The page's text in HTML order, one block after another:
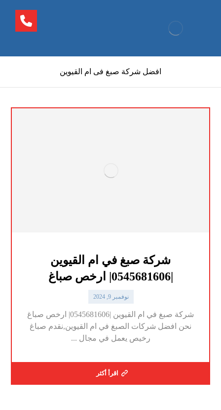
افضل شركة صبغ فى ام القيوين
شركة صبغ في ام القيوين
|0545681606| ارخص صباغ
نوفمبر 9, 2024
شركة صبغ في ام القيوين |0545681606| ارخص صباغ
نحن افضل شركات الصبغ في ام القيوين,نقدم صباغ
رخيص يعمل في مجال ...
اقرأ أكثر